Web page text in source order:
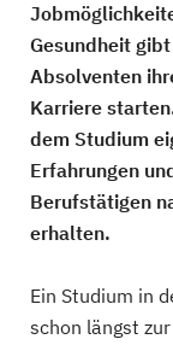
Gesundheit
Absolventen
Karriere
dem Studium
Erfahrungen
Berufstätigen
erhalten.
Ein Studium in
schon längst